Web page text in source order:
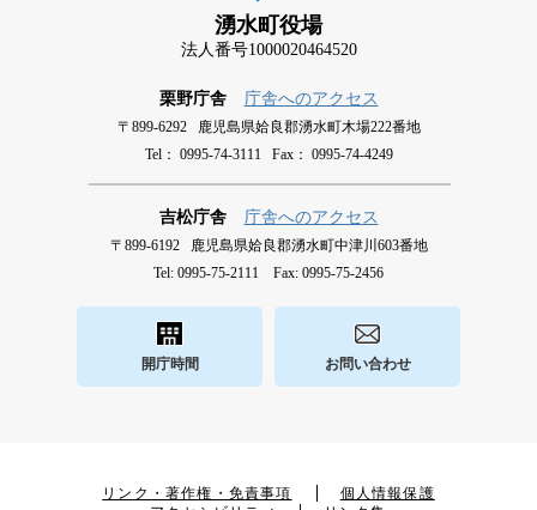
湧水町役場
法人番号1000020464520
栗野庁舎 庁舎へのアクセス
〒899-6292 鹿児島県姶良郡湧水町木場222番地
Tel： 0995-74-3111 Fax： 0995-74-4249
吉松庁舎 庁舎へのアクセス
〒899-6192 鹿児島県姶良郡湧水町中津川603番地
Tel: 0995-75-2111 Fax: 0995-75-2456
開庁時間 お問い合わせ
リンク・著作権・免責事項
個人情報保護